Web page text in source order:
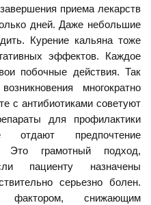
приема лекарств
дней. Даже небольшие
Курение кальяна тоже
эффектов. Каждое
побочные действия. Так
многократно
с антибиотиками советуют
для профилактики
отдают предпочтение
Это грамотный подход,
пациенту назначены
серьезно болен.
фактором, снижающим